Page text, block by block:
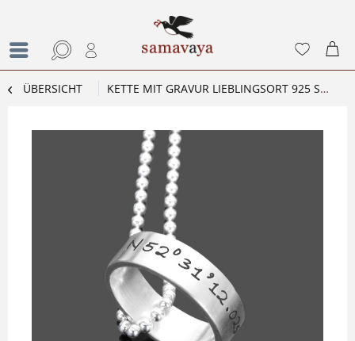
ÜBERSICHT KETTE MIT GRAVUR LIEBLINGSORT 925 STERLING SILBER RING KOORDINATEN PERSONALISIERT HEIMAT